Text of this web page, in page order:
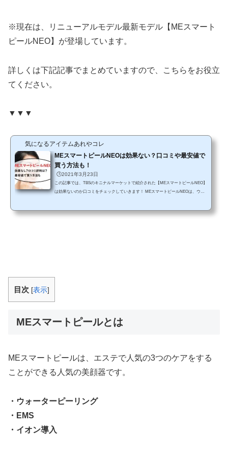
※現在は、リニューアルモデル最新モデル【MEスマート
ピールNEO】が登場しています。
詳しくは下記記事でまとめていますので、こちらをお役立
てください。
▼▼▼
気になるアイテムあれやコレ
MEスマートピールNEOは効果ない？口コミや最安値で
買う方法も！
🕒️2021年3月23日
この記事では、TBSのキニナルマーケットで紹介された【MEスマートピールNEO】
は効果ないのか口コミをチェックしていきます！ MEスマートピールNEOは、ウォ
目次 [表示]
MEスマートピールとは
MEスマートピールは、エステで人気の3つのケアをする
ことができる人気の美顔器です。
・ウォーターピーリング
・EMS
・イオン導入